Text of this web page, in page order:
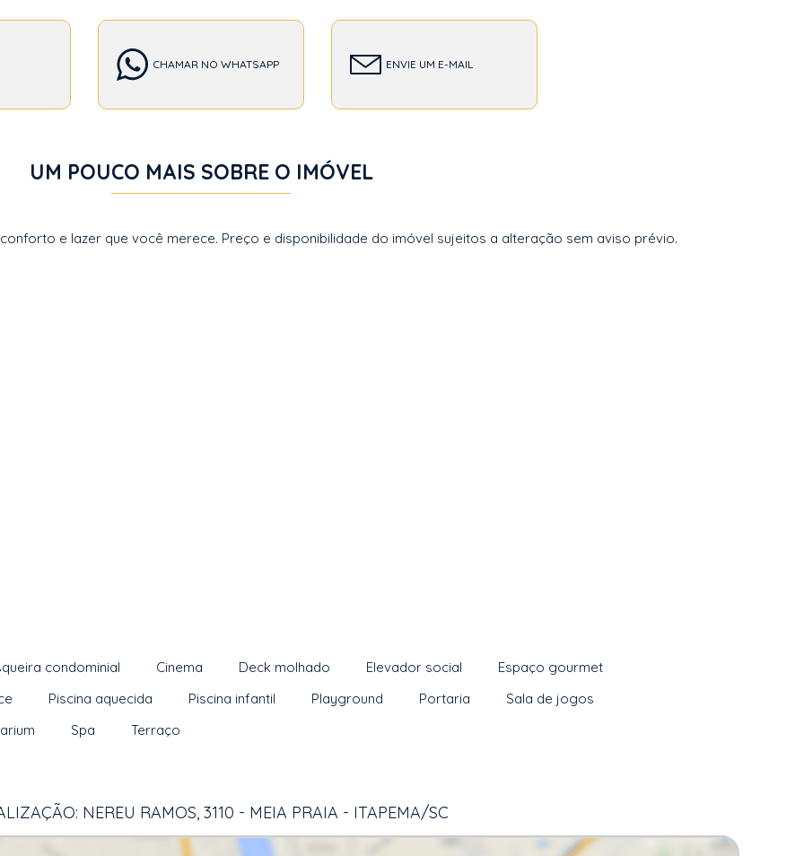
CHAMAR NO WHATSAPP ENVIE UM E-MAIL
UM POUCO MAIS SOBRE O IMÓVEL
e lazer que você merece. Preço e disponibilidade do imóvel sujeitos a alteração sem aviso prévio.
condominial Cinema Deck molhado Elevador social
Espaço gourmet
Piscina aquecida Piscina infantil Playground Portaria
Sala de jogos
Spa Terraço
NEREU RAMOS, 3110 - MEIA PRAIA - ITAPEMA/SC